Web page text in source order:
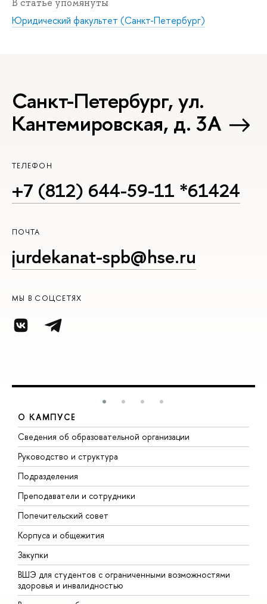
Юридический факультет (Санкт-Петербург)
Санкт-Петербург, ул.
Кантемировская, д. 3А
ТЕЛЕФОН
+7 (812) 644-59-11 *61424
ПОЧТА
jurdekanat-spb@hse.ru
МЫ В СОЦСЕТЯХ
О КАМПУСЕ
Сведения об образовательной организации
Руководство и структура
Подразделения
Преподаватели и сотрудники
Попечительский совет
Корпуса и общежития
Закупки
ВШЭ для студентов с ограниченными возможностями
здоровья и инвалидностью